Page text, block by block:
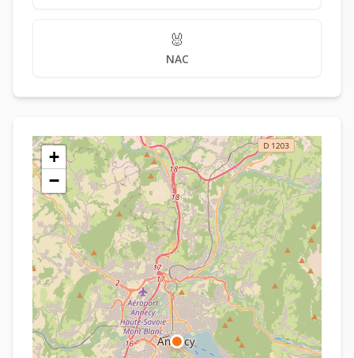
🐰
NAC
+
−